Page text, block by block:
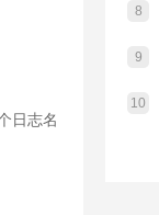
8
9
10
日志名